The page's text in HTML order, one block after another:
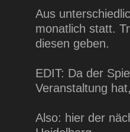
Aus
monatlich statt.
diesen geben.
EDIT: Da der
Veranstaltung
Also: hier der